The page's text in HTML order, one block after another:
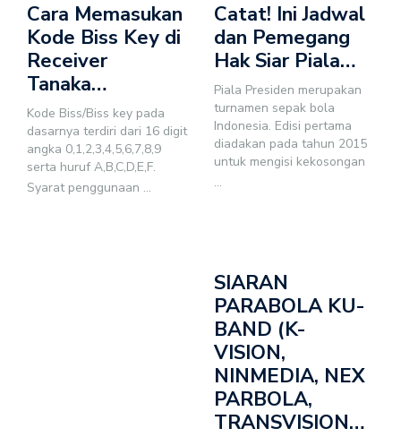
Cara Memasukan
Kode Biss Key di
Receiver
Tanaka…
Kode Biss/Biss key pada
dasarnya terdiri dari 16 digit
angka 0,1,2,3,4,5,6,7,8,9
serta huruf A,B,C,D,E,F.
Syarat penggunaan ...
Catat! Ini Jadwal
dan Pemegang
Hak Siar Piala…
Piala Presiden merupakan
turnamen sepak bola
Indonesia. Edisi pertama
diadakan pada tahun 2015
untuk mengisi kekosongan
...
SIARAN
PARABOLA KU-
BAND (K-
VISION,
NINMEDIA, NEX
PARBOLA,
TRANSVISION…